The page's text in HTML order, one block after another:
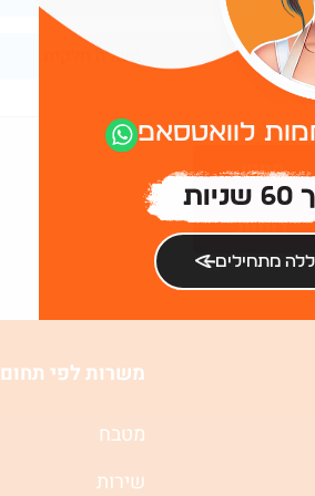
משרה חלקית
חפש
משרות
דומות
משרות לפי תחום
מטבח
שירות
לוואטסאפ
מתחילים